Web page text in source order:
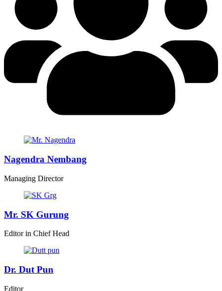
Nagendra Nembang
Managing Director
Mr. SK Gurung
Editor in Chief Head
Dr. Dut Pun
Editor